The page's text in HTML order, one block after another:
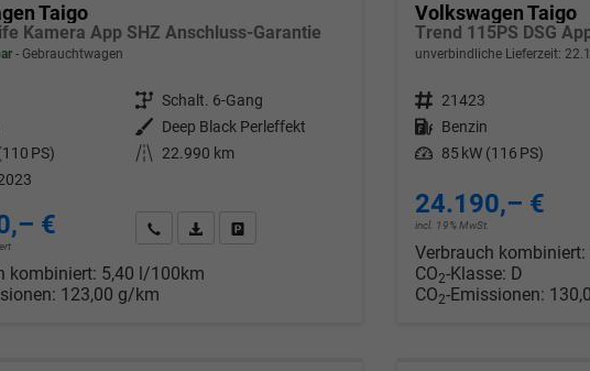
Taigo
Kamera App SHZ Anschluss-Garantie
Gebrauchtwagen
Getriebe Schalt. 6-Gang
Außenfarbe
Deep Black Perleffekt
PS) Kilometerstand
22.990 km
€ Wir rufen Sie an
PDF-Datei, Fahrzeugexposé drucken
Drucken, parken oder vergleichen
kombiniert: 5,40 l/100km
123,00 g/km
Volkswagen Taigo
unverbindliche Lieferzeit:
Fahrzeugnr. 21423
Kraftstoff Benzin
Leistung 85 kW (116 PS)
24.190,– €
incl. 19% MwSt.
Verbrauch kombiniert:
CO2-Klasse: D
CO2-Emissionen: